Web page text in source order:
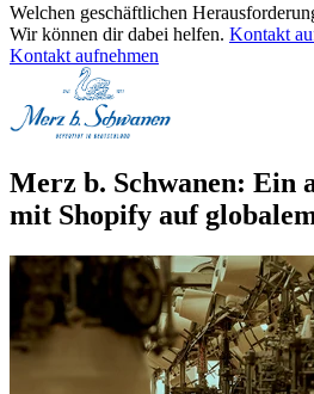
Welchen geschäftlichen
Wir können dir dabei helfen. Kontakt
Kontakt aufnehmen
Merz b. Schwanen: Ein
mit Shopify auf